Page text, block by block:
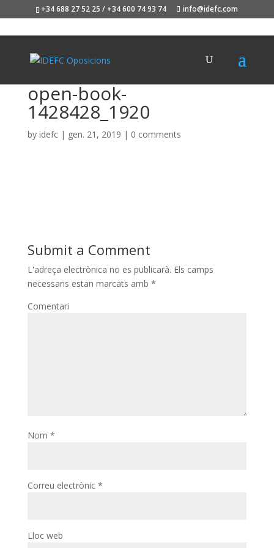
+34 688 27 52 25 / +34 600 74 93 74 info@idefc.com
open-book-
1428428_1920
by idefc| gen. 21, 2019 | 0 comments
Submit a Comment
L'adreça electrònica no es publicarà. Els camps
necessaris estan marcats amb *
Comentari
Nom *
Correu electrònic *
Lloc web